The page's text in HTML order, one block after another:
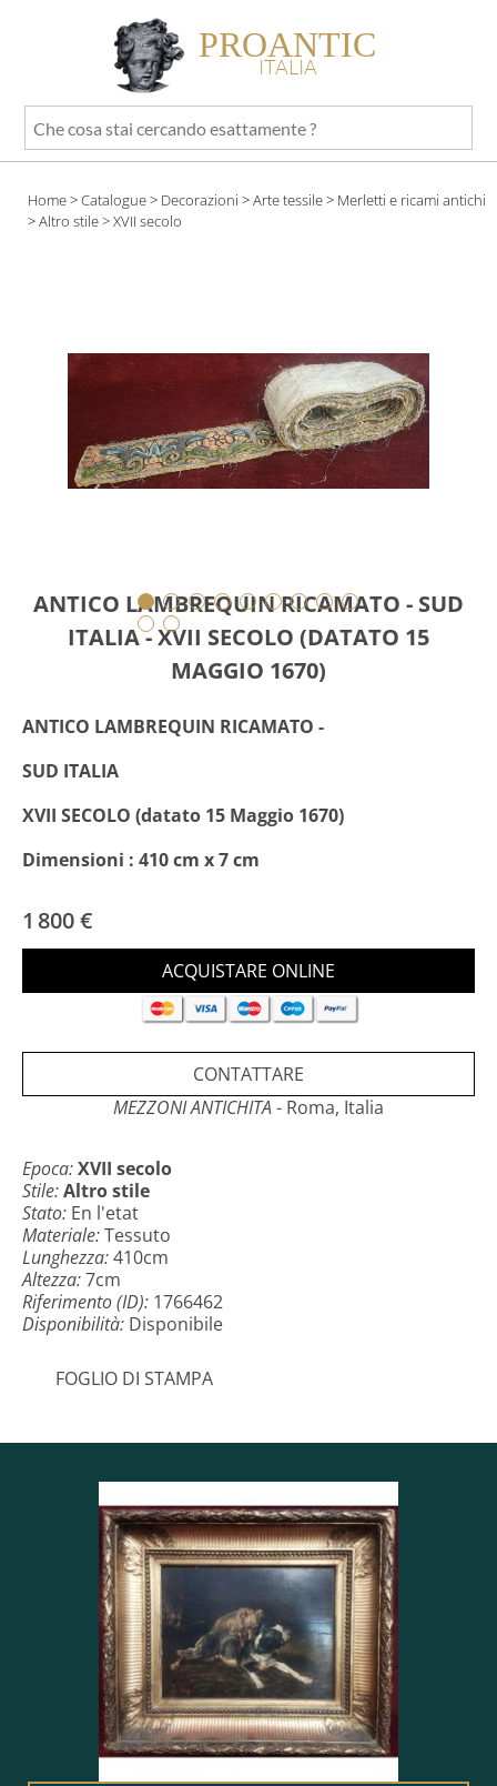
PROANTIC
ITALIA
Che
cosa
cercando
esattamente
Home>Catalogue> Decorazioni >Arte tessile> Merletti e ricami antichi
>Altro stile> XVII secolo
ANTICO LAMBREQUIN RICAMATO - SUD
ITALIA - XVII SECOLO (DATATO 15
MAGGIO 1670)
ANTICO LAMBREQUIN RICAMATO -
SUD ITALIA
XVII SECOLO (datato 15 Maggio 1670)
Dimensioni : 410 cm x 7 cm
1 800 €
CONTATTARE
MEZZONI ANTICHITA - Roma, Italia
Epoca:XVII secolo
Stile:Altro stile
Stato: En l'etat
Materiale:Tessuto
Lunghezza:410cm
Altezza:7cm
Riferimento (ID): 1766462
Disponibilità: Disponibile
FOGLIO DI STAMPA